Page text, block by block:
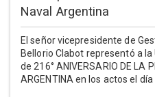
Naval Argentina
El señor vicepresidente de
Bellorio Clabot representó a
de 216° ANIVERSARIO DE LA
ARGENTINA en los actos el